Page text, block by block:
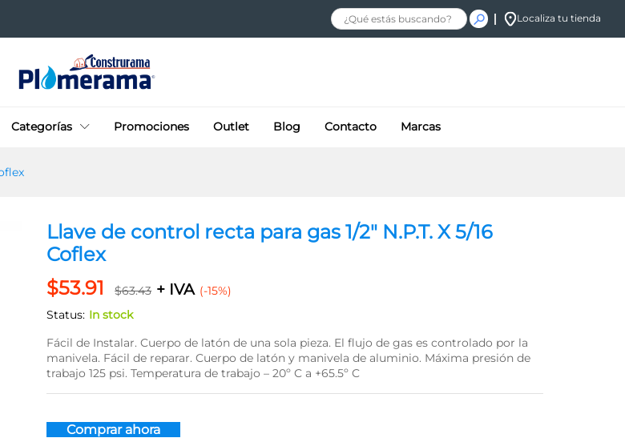
Localiza tu tienda
Categorías Promociones Outlet Blog Contacto Marcas
Llave de control recta para gas 1/2″ N.P.T. X 5/16
Coflex
$53.91 $63.43 + IVA (-15%)
Status: In stock
Fácil de Instalar. Cuerpo de latón de una sola pieza. El flujo de gas es controlado por la
manivela. Fácil de reparar. Cuerpo de latón y manivela de aluminio. Máxima presión de
trabajo 125 psi. Temperatura de trabajo – 20º C a +65.5º C
Comprar ahora
$53.91
$63.43
+ IVA
Añadir al carrito